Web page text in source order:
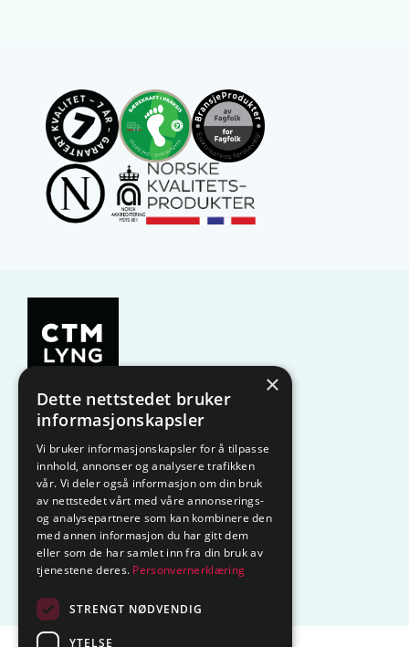
KAMPANJE Komfyrvakt
Belysning Lysstyring
Varmestyring Vannstopp
Frostsikring Smarthus – OP
Centrol
×
Dette nettstedet bruker
informasjonskapsler
Vi bruker informasjonskapsler for å tilpasse
innhold, annonser og analysere trafikken
vår. Vi deler også informasjon om din bruk
av nettstedet vårt med våre annonserings-
og analysepartnere som kan kombinere den
med annen informasjon du har gitt dem
eller som de har samlet inn fra din bruk av
tjenestene deres. Personvernerklæring
STRENGT NØDVENDIG
YTELSE